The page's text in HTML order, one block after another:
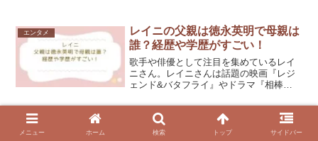
な坂元愛登さんの出身中学や高校はどこ
なのか気になりますね...
エンタメ
レイニの父親は徳永英明で母親は
誰？経歴や学歴がすごい！
歌手や俳優として注目を集めているレイ
ニさん。レイニさんは話題の映画『レジ
ェンド&バタフライ』やドラマ『相棒
うことで話題となっていました。また、
ドラマ『相続探偵』の主題歌『ラストレ
ター』で音楽業界...
エンタメ
CDTV年越しライブ2024-2025の
見逃し配信はいつから？タイムテ
メニュー ホーム 検索 トップ サイドバー